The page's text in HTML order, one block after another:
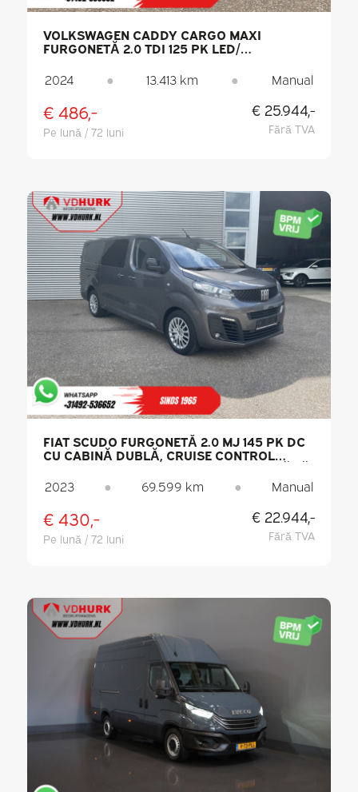
VOLKSWAGEN CADDY CARGO MAXI
FURGONETĂ 2.0 TDI 125 PK LED/
CONDIȚIONAT
2024 ● 13.413 km ● Manual
€ 486,-
Pe lună / 72 luni
€ 25.944,-
Fără TVA
FIAT SCUDO FURGONETĂ 2.0 MJ 145 PK DC
CU CABINĂ DUBLĂ, CRUISE CONTROL
CHEIE / CARPLAY / SISTEM DE NAVIGAȚIE / 6
LOCURI / CLIMATIZARE / CAMERĂ DE
2023 ● 69.599 km ● Manual
€ 430,-
Pe lună / 72 luni
€ 22.944,-
Fără TVA